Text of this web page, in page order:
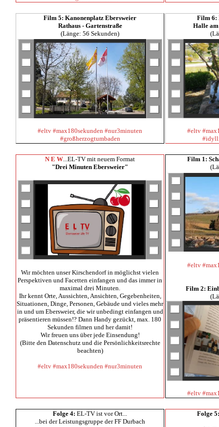
Film 5: Kanonenplatz Ebersweier
Rathaus - Gartenstraße
(Länge: 56 Sekunden)
#eltv #max180sekunden #nur3minuten
#großherzogtumbaden
Film 6:
Halle
#eltv
N E W...EL-TV mit neuem Format
"Drei Minuten Ebersweier"
Wir möchten unser Kirschendorf in möglichst vielen
Perspektiven und Facetten einfangen und das immer in
maximal drei Minuten.
Ihr kennt Orte, Aussichten, Ansichten, Gegebenheiten,
Situationen, Dinge, Personen, Gebäude und vieles mehr
in und um Ebersweier, die wir unbedingt einfangen und
präsentieren müssen!? Dann Handy gezückt, max. 180
Sekunden filmen und her damit!
Wir freuen uns über jede Einsendung!
(Bitte den Datenschutz und die Persönlichkeitsrechte
beachten)
#eltv #max180sekunden #nur3minuten
Film 1:
#eltv
Film 2:
#eltv
Folge 4: EL-TV ist vor Ort...
...bei der Leistungsgruppe der FF Durbach
Folge 5